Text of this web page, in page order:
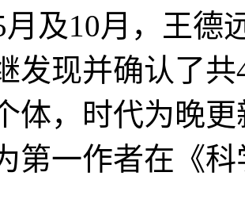
月及10月，王德
发现并确认了
体，时代为晚
第一作者在《